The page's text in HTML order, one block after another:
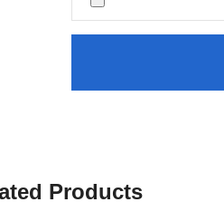
Products